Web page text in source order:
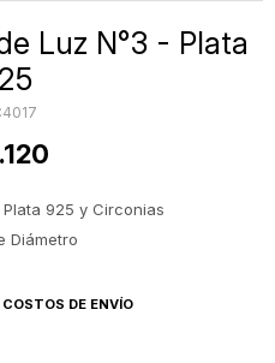
Luz N°3 - Plata
4017
925 y Circonias
Diámetro
DE ENVÍO